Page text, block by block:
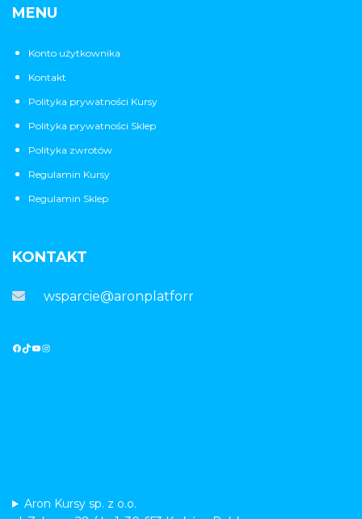
MENU
Konto użytkownika
Kontakt
Polityka prywatności Kursy
Polityka prywatności Sklep
Polityka zwrotów
Regulamin Kursy
Regulamin Sklep
KONTAKT
wsparcie@aronplatforma.pl
Aron Kursy sp. z o.o.